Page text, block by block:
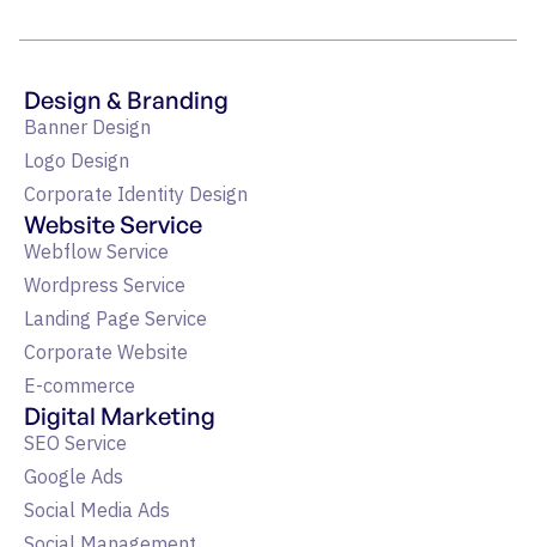
Design & Branding
Banner Design
Logo Design
Corporate Identity Design
Website Service
Webflow Service
Wordpress Service
Landing Page Service
Corporate Website
E-commerce
Digital Marketing
SEO Service
Google Ads
Social Media Ads